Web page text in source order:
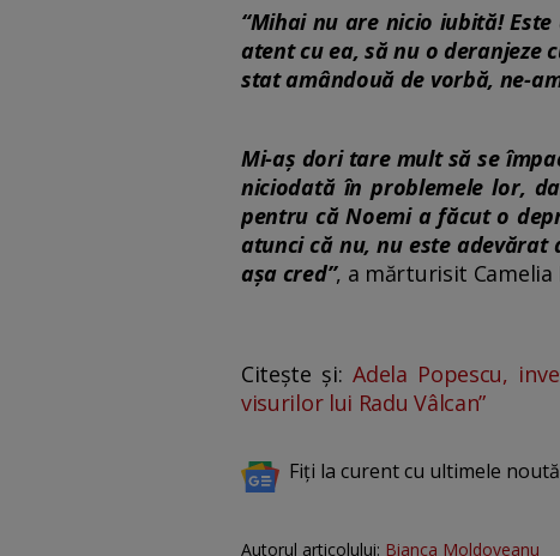
“Mihai nu are nicio iubită!
atent cu ea, să nu o deranjeze
stat amândouă de vorbă, ne-
Mi-aș dori tare mult să se
niciodată în problemele lor,
pentru că Noemi a făcut o
atunci că nu, nu este
așa cred”, a mărturisit
Citește și:Adela Popescu,
visurilor lui Radu Vâlcan”
Fiți la curent cu ultimele
Autorul articolului: Bianca Moldoveanu